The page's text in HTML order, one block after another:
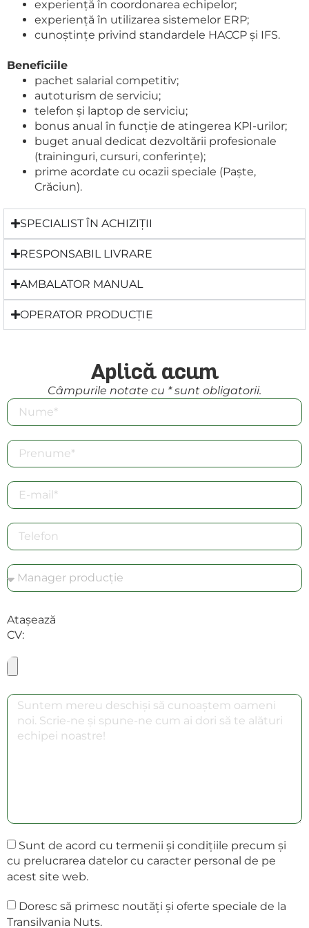
experiență în coordonarea echipelor;
experiență în utilizarea sistemelor ERP;
cunoștințe privind standardele HACCP și IFS.
Beneficiile
pachet salarial competitiv;
autoturism de serviciu;
telefon și laptop de serviciu;
bonus anual în funcție de atingerea KPI-urilor;
buget anual dedicat dezvoltării profesionale
(traininguri, cursuri, conferințe);
prime acordate cu ocazii speciale (Paște,
Crăciun).
SPECIALIST ÎN ACHIZIȚII
RESPONSABIL LIVRARE
AMBALATOR MANUAL
OPERATOR PRODUCȚIE
Aplică acum
Câmpurile notate cu * sunt obligatorii.
Atașează
CV:
Sunt de acord cu termenii și condițiile precum și
cu prelucrarea datelor cu caracter personal de pe
acest site web.
Doresc să primesc noutăți și oferte speciale de la
Transilvania Nuts.